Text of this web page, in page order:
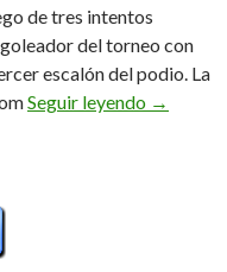
de tres intentos
del torneo con
escalón del podio. La
Seguir leyendo →